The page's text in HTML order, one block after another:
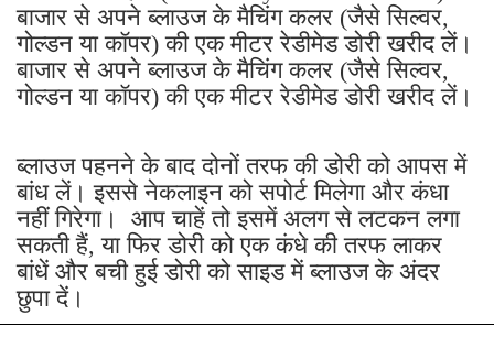
बाजार से अपने ब्लाउज के मैचिंग कलर (जैसे सिल्वर,
गोल्डन या कॉपर) की एक मीटर रेडीमेड डोरी खरीद लें।
बाजार से अपने ब्लाउज के मैचिंग कलर (जैसे सिल्वर,
गोल्डन या कॉपर) की एक मीटर रेडीमेड डोरी खरीद लें।
ब्लाउज पहनने के बाद दोनों तरफ की डोरी को आपस में
बांध लें। इससे नेकलाइन को सपोर्ट मिलेगा और कंधा
नहीं गिरेगा। आप चाहें तो इसमें अलग से लटकन लगा
सकती हैं, या फिर डोरी को एक कंधे की तरफ लाकर
बांधें और बची हुई डोरी को साइड में ब्लाउज के अंदर
छुपा दें।